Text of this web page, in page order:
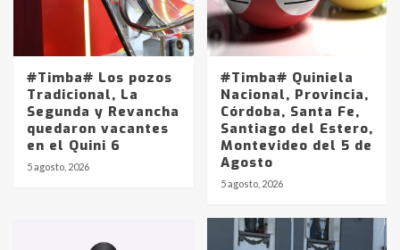
#Timba# Los pozos
Tradicional, La
Segunda y Revancha
quedaron vacantes
en el Quini 6
5 agosto, 2026
#Timba# Quiniela
Nacional, Provincia,
Córdoba, Santa Fe,
Santiago del Estero,
Montevideo del 5 de
Agosto
5 agosto, 2026
Identidad de los adolescentes
pampeanos que fueron
en la mañana del lunes